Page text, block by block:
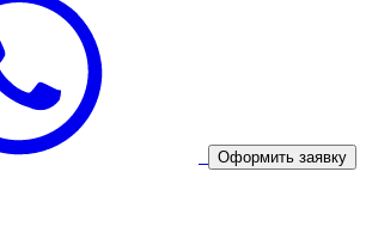
Оформить заявку